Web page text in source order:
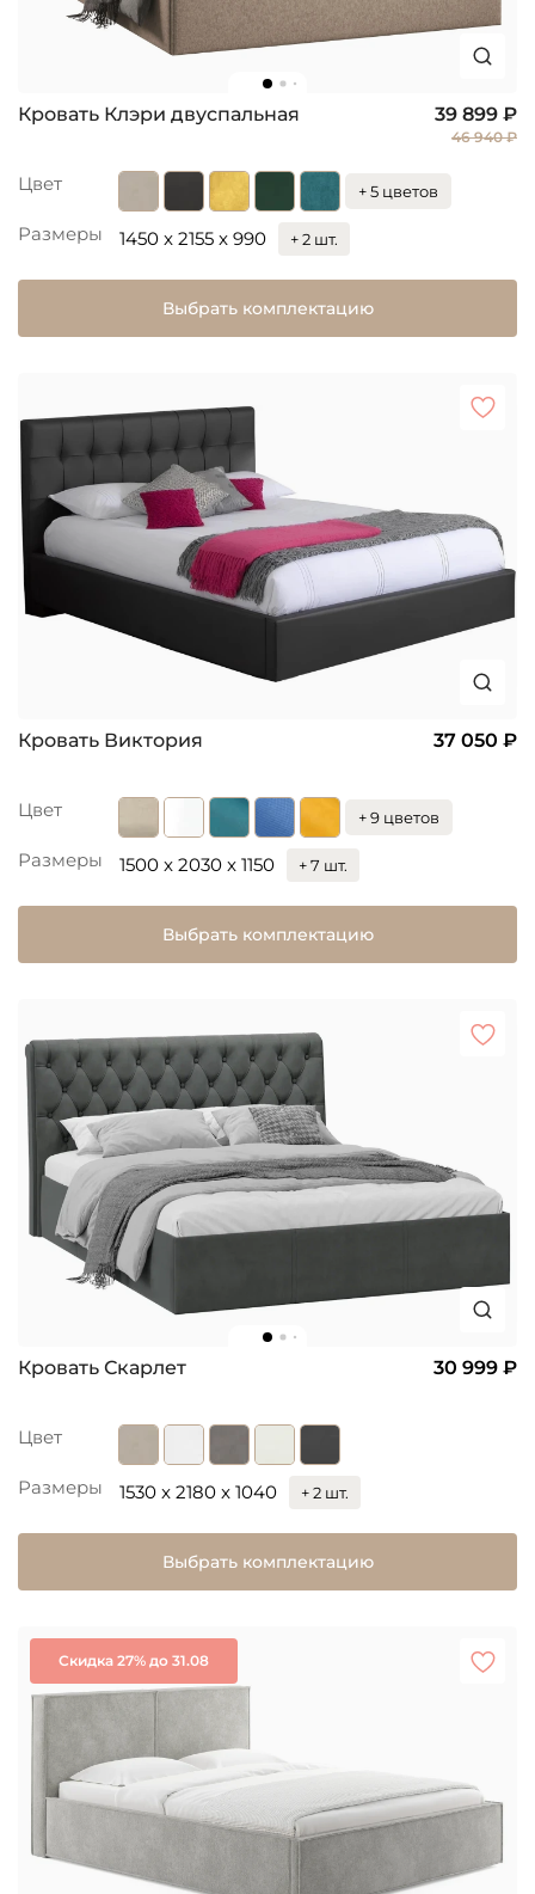
Кровать Клэри двуспальная 39 899 ₽
46 940 ₽
Цвет + 5 цветов
Размеры 1450 x 2155 x 990 + 2 шт.
Выбрать комплектацию
Кровать Виктория 37 050 ₽
Цвет + 9 цветов
Размеры 1500 x 2030 x 1150 + 7 шт.
Выбрать комплектацию
Кровать Скарлет 30 999 ₽
Цвет
Размеры 1530 x 2180 x 1040 + 2 шт.
Выбрать комплектацию
Скидка 27% до 31.08